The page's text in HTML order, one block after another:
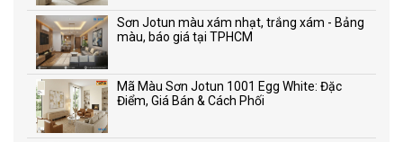
Sơn Jotun màu xám nhạt, trắng xám - Bảng
màu, báo giá tại TPHCM
Mã Màu Sơn Jotun 1001 Egg White: Đặc
Điểm, Giá Bán & Cách Phối